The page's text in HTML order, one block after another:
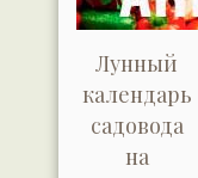
Лунный
календарь
садовода
на